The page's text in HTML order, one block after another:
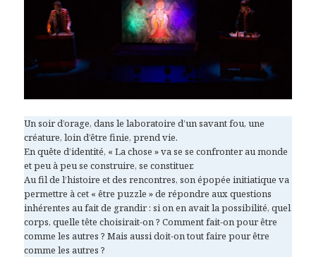
Un soir d’orage, dans le laboratoire d’un savant fou, une
créature, loin d’être finie, prend vie.
En quête d’identité, « La chose » va se se confronter au monde
et peu à peu se construire, se constituer.
Au fil de l’histoire et des rencontres, son épopée initiatique va
permettre à cet « être puzzle » de répondre aux questions
inhérentes au fait de grandir : si on en avait la possibilité, quel
corps, quelle tête choisirait-on ? Comment fait-on pour être
comme les autres ? Mais aussi doit-on tout faire pour être
comme les autres ?